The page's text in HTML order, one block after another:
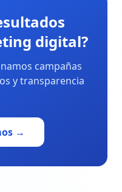
digital?
campañas
y transparencia
→